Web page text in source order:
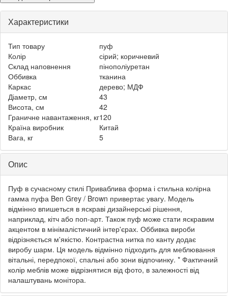
Характеристики
Тип товару
пуф
Колір
сірий; коричневий
Склад наповнення
пінополіуретан
Оббивка
тканина
Каркас
дерево; МДФ
Діаметр, см
43
Висота, см
42
Граничне навантаження, кг120
Країна виробник
Китай
Вага, кг
5
Опис
Пуф в сучасному стилі Приваблива форма і стильна колірна
гамма пуфа Ben Grey / Brown привертає увагу. Модель
відмінно впишеться в яскраві дизайнерські рішення,
наприклад, кітч або поп-арт. Також пуф може стати яскравим
акцентом в мінімалістичний інтер'єрах. Оббивка вироби
відрізняється м'якістю. Контрастна нитка по канту додає
виробу шарм. Ця модель відмінно підходить для меблювання
вітальні, передпокої, спальні або зони відпочинку. * Фактичний
колір меблів може відрізнятися від фото, в залежності від
налаштувань монітора.